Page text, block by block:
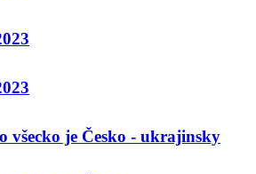
všecko je Česko - ukrajinsky